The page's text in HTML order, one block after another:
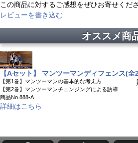
この商品に対するご感想をぜひお寄せくださ
レビューを書き込む
オススメ商
【Aセット】 マンツーマンディフェンス(
【第1巻】マンツーマンの基本的な考え方
【第2巻】マンツーマンチェンジングによる誘導
商品No.888-A
詳細はこちら